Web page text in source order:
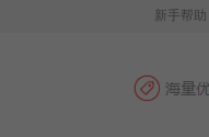
新手帮助